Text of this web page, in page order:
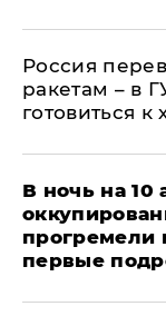
Россия
ракетам – в
готовиться к
В ночь на 10
первые